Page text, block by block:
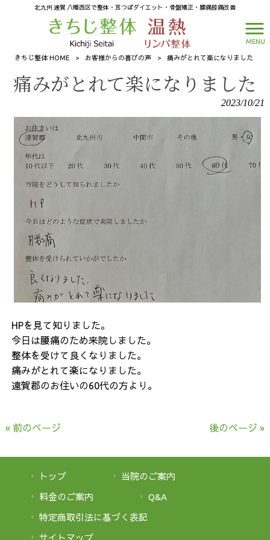
北九州 遠賀 八幡西区で整体・耳つぼダイエット・骨盤矯正・腰痛膝痛改善
MENU
きちじ整体 HOME > お客様からの喜びの声 > 痛みがとれて楽になりました
痛みがとれて楽になりました
2023/10/21
HPを見て知りました。
今日は腰痛のため来院しました。
整体を受けて良くなりました。
痛みがとれて楽になりました。
遠賀郡のお住いの60代の方より。
« 前のページ 後のページ »
トップ
当院のご案内
料金のご案内
Q&A
特定商取引法に基づく表記
サイトマップ